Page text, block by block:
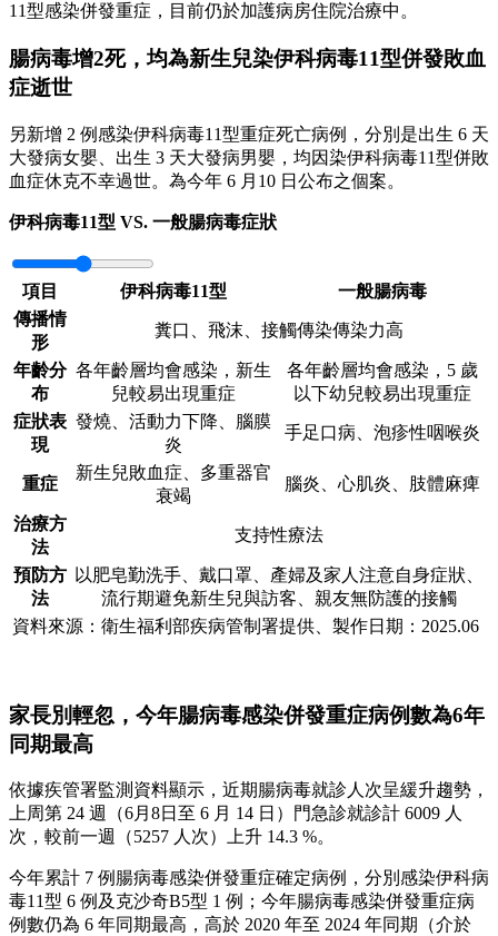
11型感染併發重症，目前仍於加護病房住院治療中。
腸病毒增2死，均為新生兒染伊科病毒11型併發敗血
症逝世
另新增 2 例感染伊科病毒11型重症死亡病例，分別是出生 6 天
大發病女嬰、出生 3 天大發病男嬰，均因染伊科病毒11型併敗
血症休克不幸過世。為今年 6 月10 日公布之個案。
伊科病毒11型 VS. 一般腸病毒症狀
項目 伊科病毒11型
一般腸病毒
傳播情
形
糞口、飛沫、接觸傳染傳染力高
年齡分
布
各年齡層均會感染，新生
兒較易出現重症
各年齡層均會感染，5 歲
以下幼兒較易出現重症
症狀表
現
發燒、活動力下降、腦膜
炎
手足口病、泡疹性咽喉炎
重症
新生兒敗血症、多重器官
衰竭
腦炎、心肌炎、肢體麻痺
治療方
法
支持性療法
預防方
法
以肥皂勤洗手、戴口罩、產婦及家人注意自身症狀、
流行期避免新生兒與訪客、親友無防護的接觸
資料來源：衛生福利部疾病管制署提供、製作日期：2025.06
家長別輕忽，今年腸病毒感染併發重症病例數為6年
同期最高
依據疾管署監測資料顯示，近期腸病毒就診人次呈緩升趨勢，
上周第 24 週（6月8日至 6 月 14 日）門急診就診計 6009 人
次，較前一週（5257 人次）上升 14.3 %。
今年累計 7 例腸病毒感染併發重症確定病例，分別感染伊科病
毒11型 6 例及克沙奇B5型 1 例；今年腸病毒感染併發重症病
例數仍為 6 年同期最高，高於 2020 年至 2024 年同期（介於